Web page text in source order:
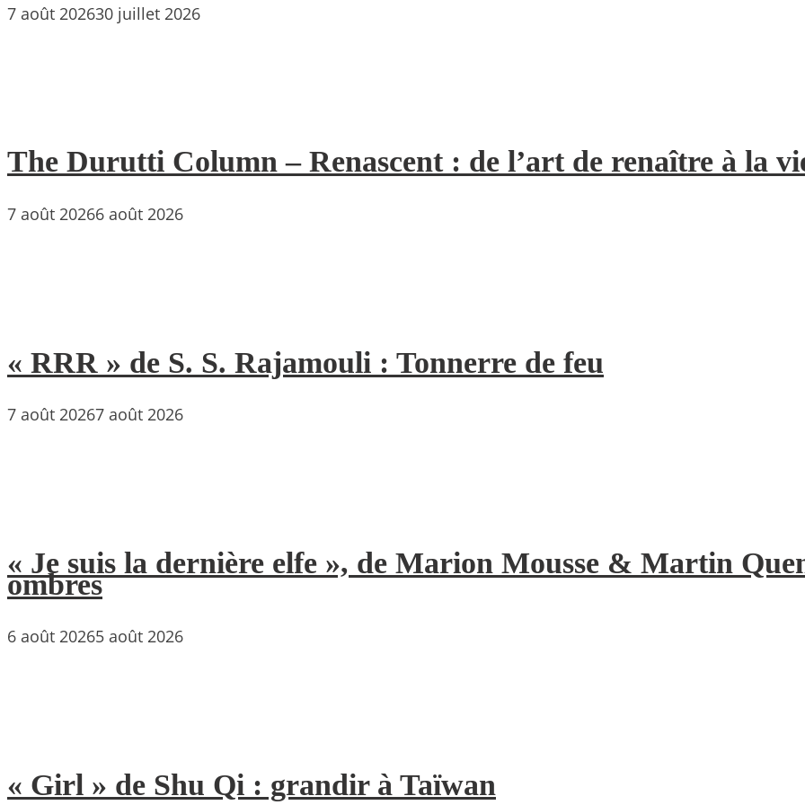
7 août 202630 juillet 2026
The Durutti Column – Renascent : de l’art de renaître à la
7 août 20266 août 2026
« RRR » de S. S. Rajamouli : Tonnerre de feu
7 août 20267 août 2026
« Je suis la dernière elfe », de Marion Mousse & Martin
ombres
6 août 20265 août 2026
« Girl » de Shu Qi : grandir à Taïwan